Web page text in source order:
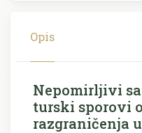
Opis
Nepomirljivi
turski sporovi
razgraničenja